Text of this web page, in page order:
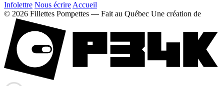
Infolettre Nous écrire Accueil
© 2026 Fillettes Pompettes — Fait au Québec Une création de